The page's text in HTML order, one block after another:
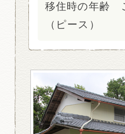
移住時の年齢
（ピース）